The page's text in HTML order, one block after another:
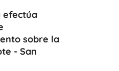
efectúa
sobre la
- San